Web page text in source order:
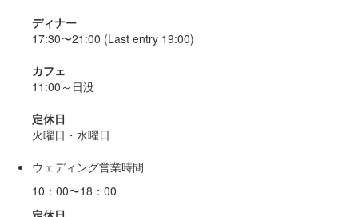
ディナー
17:30〜21:00 (Last entry 19:00)
カフェ
11:00～日没
定休日
火曜日・水曜日
ウェディング営業時間
10：00〜18：00